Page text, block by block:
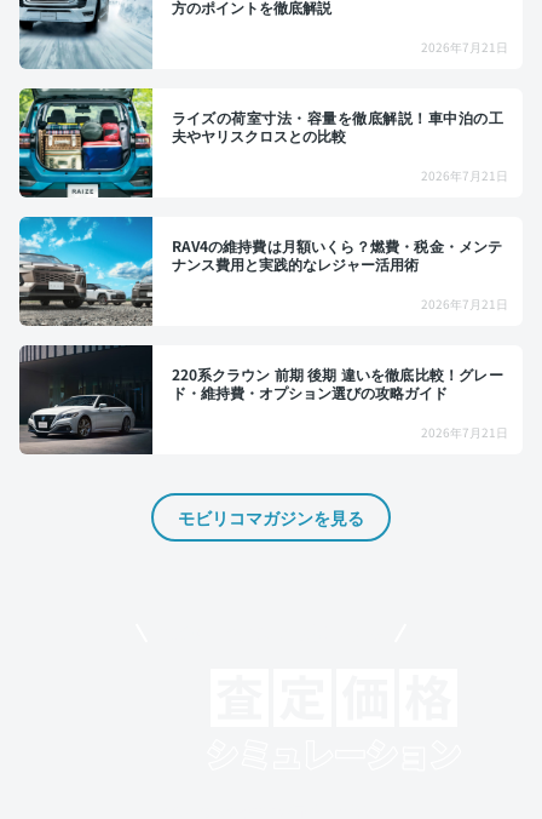
方のポイントを徹底解説
2026年7月21日
ライズの荷室寸法・容量を徹底解説！車中泊の工
夫やヤリスクロスとの比較
2026年7月21日
RAV4の維持費は月額いくら？燃費・税金・メンテ
ナンス費用と実践的なレジャー活用術
2026年7月21日
220系クラウン 前期 後期 違いを徹底比較！グレー
ド・維持費・オプション選びの攻略ガイド
2026年7月21日
モビリコマガジンを見る